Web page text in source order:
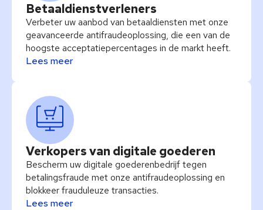
Betaaldienstverleners
Verbeter uw aanbod van betaaldiensten met onze
geavanceerde antifraudeoplossing, die een van de
hoogste acceptatiepercentages in de markt heeft.
Lees meer
Verkopers van digitale goederen
Bescherm uw digitale goederenbedrijf tegen
betalingsfraude met onze antifraudeoplossing en
blokkeer frauduleuze transacties.
Lees meer